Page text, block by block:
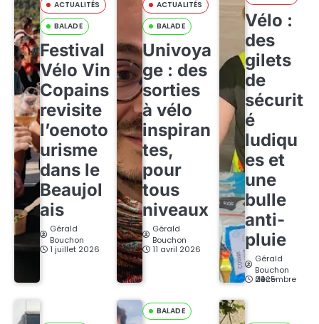
ACTUALITÉS
BALADE
Festival
Vélo Vin
Copains
revisite
l’oenoto
urisme
dans le
Beaujol
ais
Gérald
Bouchon
1 juillet 2026
ACTUALITÉS
BALADE
Univoya
ge : des
sorties
à vélo
inspiran
tes,
pour
tous
niveaux
Gérald
Bouchon
11 avril 2026
Vélo :
des
gilets
de
sécurit
é
ludiqu
es et
une
bulle
anti-
pluie
Gérald
Bouchon
24 décembre 2025
BALADE